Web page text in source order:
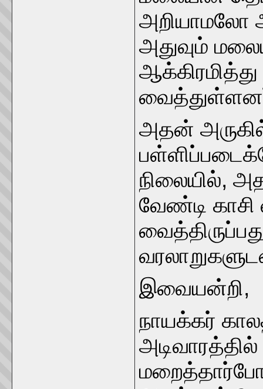
அறியாமலோ
அதுவும்
அதன்
நிலையில்,
வேண்டி காசி
இவையன்றி,
நாயக்கர்